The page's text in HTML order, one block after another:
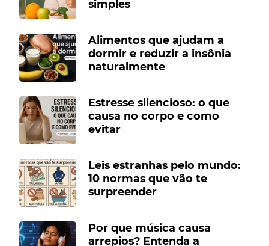
simples
Alimentos que ajudam a
dormir e reduzir a insônia
naturalmente
Estresse silencioso: o que
causa no corpo e como
evitar
Leis estranhas pelo mundo:
10 normas que vão te
surpreender
Por que música causa
arrepios? Entenda a